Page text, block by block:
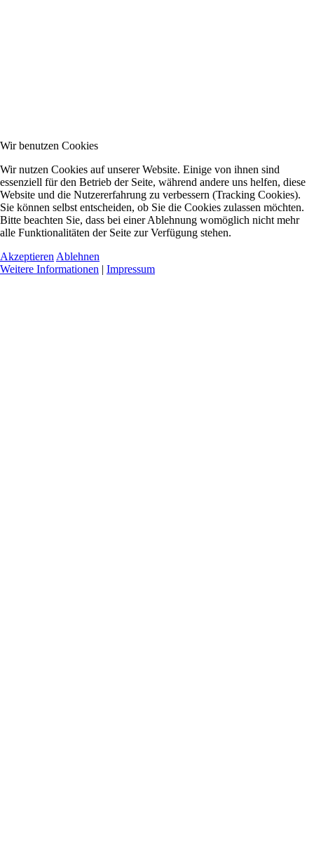
Wir benutzen Cookies
Wir nutzen Cookies auf unserer Website. Einige von ihnen sind
essenziell für den Betrieb der Seite, während andere uns helfen, diese
Website und die Nutzererfahrung zu verbessern (Tracking Cookies).
Sie können selbst entscheiden, ob Sie die Cookies zulassen möchten.
Bitte beachten Sie, dass bei einer Ablehnung womöglich nicht mehr
alle Funktionalitäten der Seite zur Verfügung stehen.
Akzeptieren Ablehnen
Weitere Informationen | Impressum